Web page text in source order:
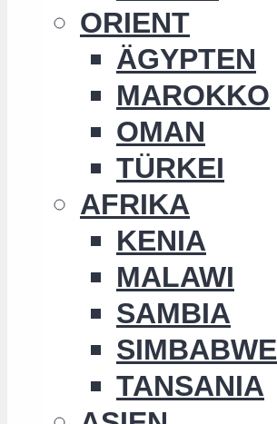
ORIENT
ÄGYPTEN
MAROKKO
OMAN
TÜRKEI
AFRIKA
KENIA
MALAWI
SAMBIA
SIMBABWE
TANSANIA